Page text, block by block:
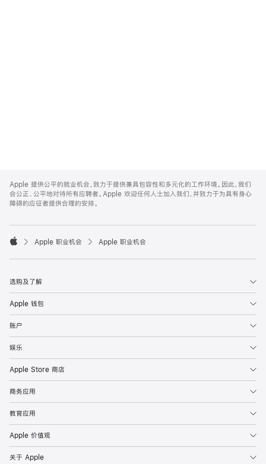
Footer
Apple 提供公平的就业机会，致力于提供兼具包容性和多元化的工作环境。因此，我们
会公正、公平地对待所有应聘者。Apple 欢迎任何人士加入我们，并致力于为具有身心
障碍的应征者提供合理的安排。

Apple 职业机会 Apple 职业机会
选购及了解
Apple 钱包
账户
娱乐
Apple Store 商店
商务应用
教育应用
Apple 价值观
关于 Apple